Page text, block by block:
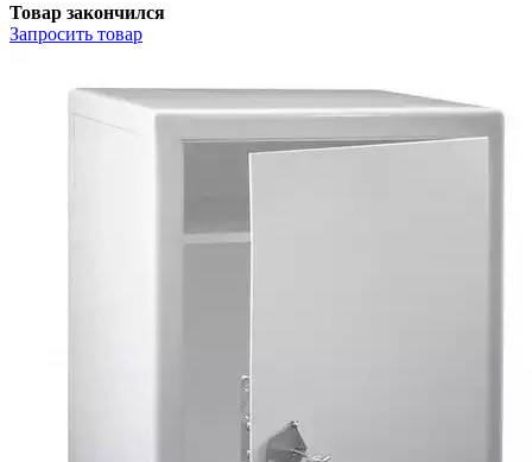
Товар закончился
Запросить товар